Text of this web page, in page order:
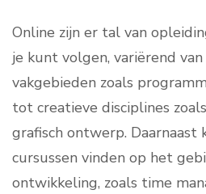
Online zijn er tal van
je kunt volgen, variërend van
vakgebieden zoals
tot creatieve disciplines
grafisch ontwerp. Daarnaast
cursussen vinden op het
ontwikkeling, zoals time